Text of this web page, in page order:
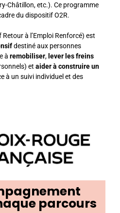
Châtillon, etc.). Ce programme
du dispositif O2R.
Retour à l’Emploi Renforcé) est
destiné aux personnes
à remobiliser,lever les freins
et aider à construire un
à un suivi individuel et des
parcours